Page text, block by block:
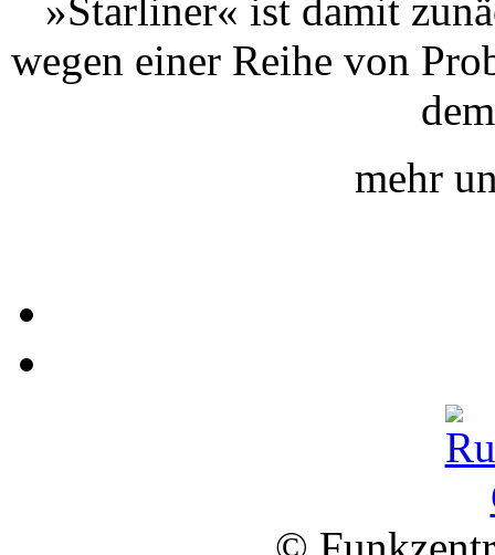
»Starliner« ist damit
wegen einer Reihe von
mehr